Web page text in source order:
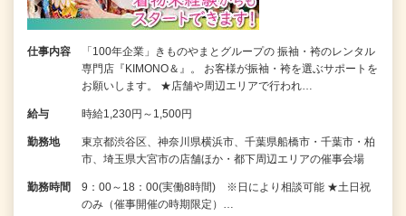
仕事内容
「100年企業」きものやまとグループの 振袖・袴のレンタル
専門店『KIMONO＆』。 お客様が振袖・袴を選ぶサポートを
お願いします。 ★店舗や周辺エリアで行われ…
給与 時給1,230円～1,500円
勤務地
東京都渋谷区、神奈川県横浜市、千葉県船橋市・千葉市・柏
市、埼玉県大宮市の店舗ほか・都下周辺エリアの催事会場
勤務時間
9：00～18：00(実働8時間) ※日により相談可能 ★土日祝
のみ（催事開催の時期限定）…